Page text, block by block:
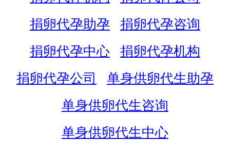
捐卵代孕助孕
捐卵代孕咨询
捐卵代孕中心
捐卵代孕机构
捐卵代孕公司
单身供卵代生助孕
单身供卵代生咨询
单身供卵代生中心